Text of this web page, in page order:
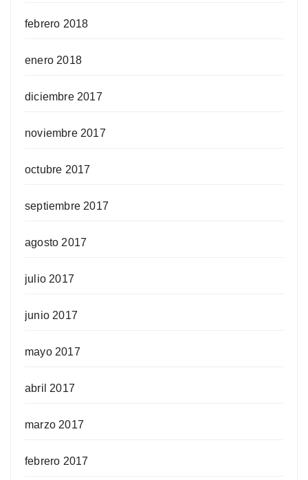
febrero 2018
enero 2018
diciembre 2017
noviembre 2017
octubre 2017
septiembre 2017
agosto 2017
julio 2017
junio 2017
mayo 2017
abril 2017
marzo 2017
febrero 2017